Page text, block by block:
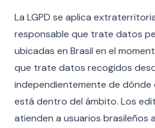
La LGPD se aplica
responsable que trate datos
ubicadas en Brasil en el
que trate datos recogidos
independientemente de
está dentro del ámbito. Los
atienden a usuarios brasileños